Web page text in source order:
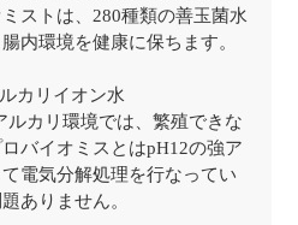
ストは、280種類の善玉菌水
内環境を健康に保ちます。
カリイオン水
ルカリ環境では、繁殖できな
バイオミスとはpH12の強ア
電気分解処理を行なってい
ありません。